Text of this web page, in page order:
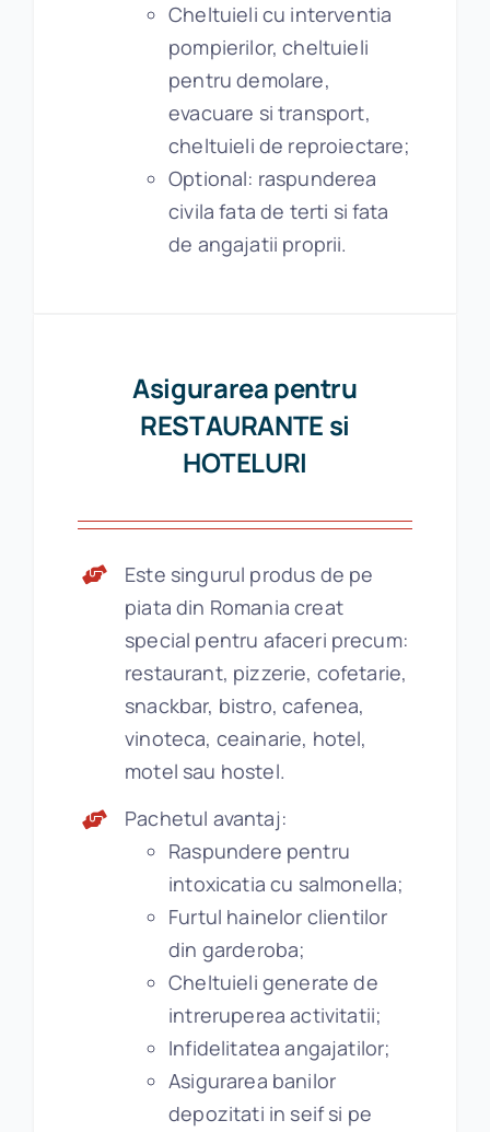
Cheltuieli cu interventia
pompierilor, cheltuieli
pentru demolare,
evacuare si transport,
cheltuieli de reproiectare;
Optional: raspunderea
civila fata de terti si fata
de angajatii proprii.
Asigurarea pentru
RESTAURANTE si
HOTELURI
Este singurul produs de pe
piata din Romania creat
special pentru afaceri precum:
restaurant, pizzerie, cofetarie,
snackbar, bistro, cafenea,
vinoteca, ceainarie, hotel,
motel sau hostel.
Pachetul avantaj:
Raspundere pentru
intoxicatia cu salmonella;
Furtul hainelor clientilor
din garderoba;
Cheltuieli generate de
intreruperea activitatii;
Infidelitatea angajatilor;
Asigurarea banilor
depozitati in seif si pe